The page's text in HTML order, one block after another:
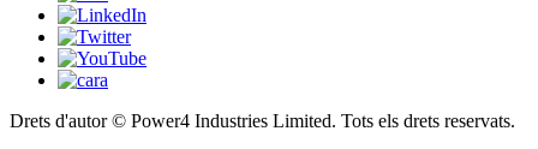
Drets d'autor © Power4 Industries Limited. Tots els drets reservats.